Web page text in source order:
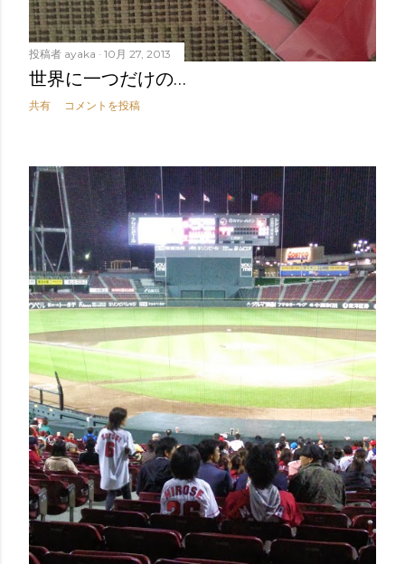
投稿者 ayaka 10月 27, 2013
世界に一つだけの…
共有 コメントを投稿